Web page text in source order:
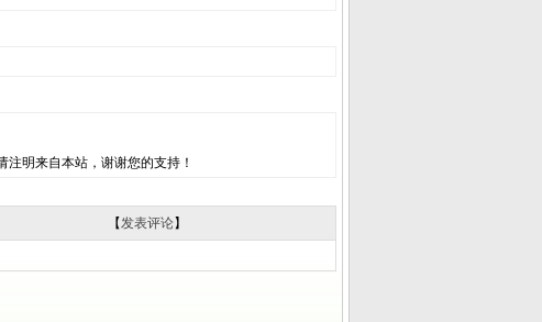
明来自本站，谢谢您的支持！
发表评论】